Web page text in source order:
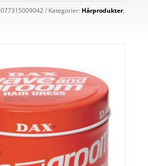
077315009042 Kategorier: Hårprodukter,